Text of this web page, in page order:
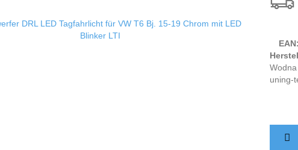
uning-